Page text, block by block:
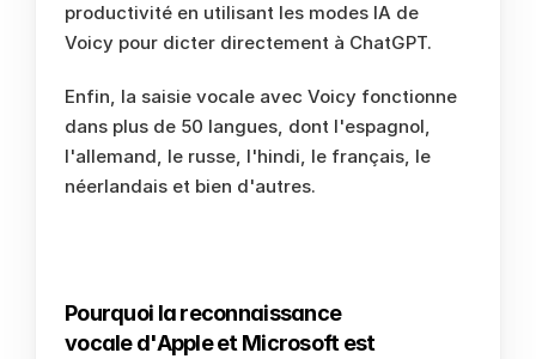
productivité en utilisant les modes IA de
Voicy pour dicter directement à ChatGPT.
Enfin, la saisie vocale avec Voicy fonctionne
dans plus de 50 langues, dont l'espagnol,
l'allemand, le russe, l'hindi, le français, le
néerlandais et bien d'autres.
Pourquoi la reconnaissance
vocale d'Apple et Microsoft est